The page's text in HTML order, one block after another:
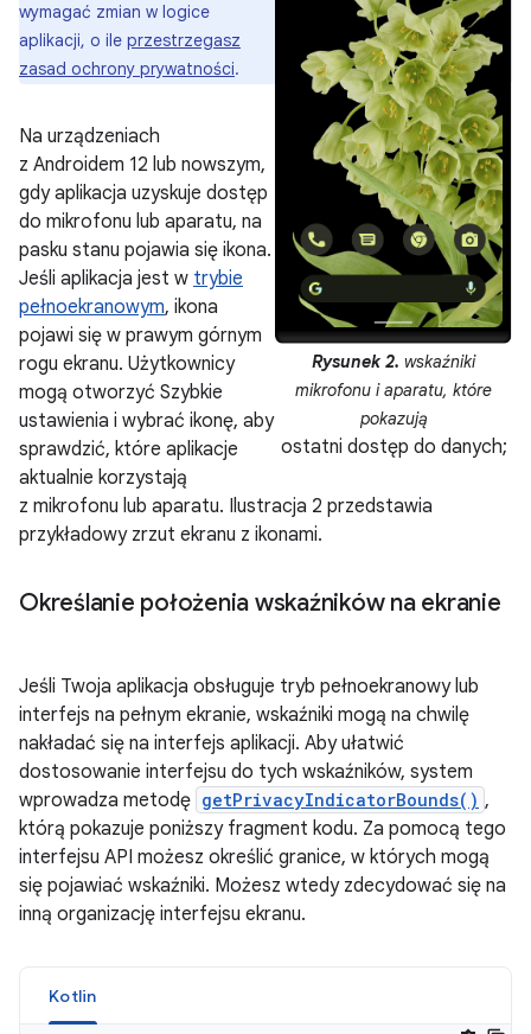
Rysunek 2. wskaźniki
mikrofonu i aparatu, które
pokazują
ostatni dostęp do danych;
wymagać zmian w logice
aplikacji, o ile przestrzegasz
zasad ochrony prywatności.
Na urządzeniach
z Androidem 12 lub nowszym,
gdy aplikacja uzyskuje dostęp
do mikrofonu lub aparatu, na
pasku stanu pojawia się ikona.
Jeśli aplikacja jest w trybie
pełnoekranowym, ikona
pojawi się w prawym górnym
rogu ekranu. Użytkownicy
mogą otworzyć Szybkie
ustawienia i wybrać ikonę, aby
sprawdzić, które aplikacje
aktualnie korzystają
z mikrofonu lub aparatu. Ilustracja 2 przedstawia
przykładowy zrzut ekranu z ikonami.
Określanie położenia wskaźników na ekranie
Jeśli Twoja aplikacja obsługuje tryb pełnoekranowy lub
interfejs na pełnym ekranie, wskaźniki mogą na chwilę
nakładać się na interfejs aplikacji. Aby ułatwić
dostosowanie interfejsu do tych wskaźników, system
wprowadza metodę getPrivacyIndicatorBounds() ,
którą pokazuje poniższy fragment kodu. Za pomocą tego
interfejsu API możesz określić granice, w których mogą
się pojawiać wskaźniki. Możesz wtedy zdecydować się na
inną organizację interfejsu ekranu.
Kotlin